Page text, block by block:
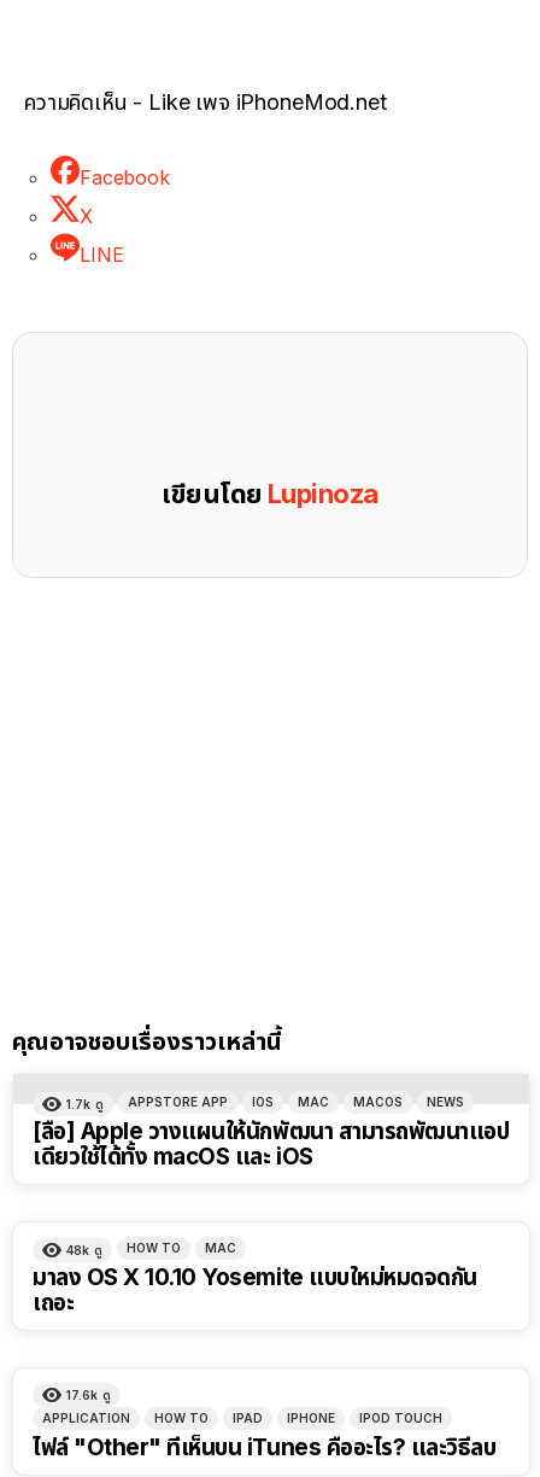
ความคิดเห็น - Like เพจ iPhoneMod.net
Facebook
X
LINE
เขียนโดย Lupinoza
คุณอาจชอบเรื่องราวเหล่านี้
1.7k ดู APPSTORE APP IOS MAC MACOS NEWS
[ลือ] Apple วางแผนให้นักพัฒนา สามารถพัฒนาแอป
เดียวใช้ได้ทั้ง macOS และ iOS
48k ดู HOW TO MAC
มาลง OS X 10.10 Yosemite แบบใหม่หมดจดกัน
เถอะ
17.6k ดู
APPLICATION
HOW TO IPAD IPHONE IPOD TOUCH
ไฟล์ "Other" ที่เห็นบน iTunes คืออะไร? และวิธีลบ